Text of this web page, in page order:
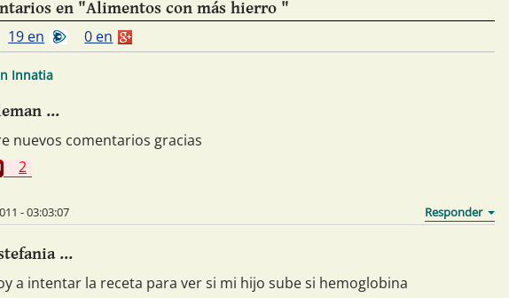
en "Alimentos con más hierro "
19 en 0 en
Innatia
...
nuevos comentarios gracias
2
- 03:03:07
...
a intentar la receta para ver si mi hijo sube si hemoglobina